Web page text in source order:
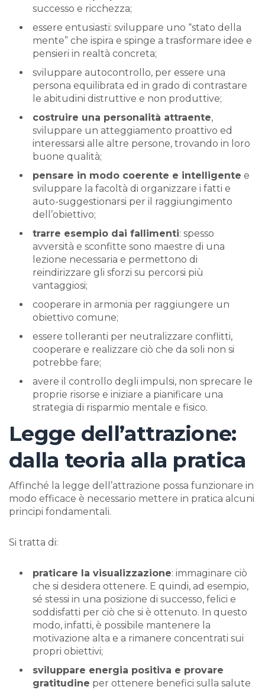
successo e ricchezza;
essere entusiasti: sviluppare uno “stato della
mente” che ispira e spinge a trasformare idee e
pensieri in realtà concreta;
sviluppare autocontrollo, per essere una
persona equilibrata ed in grado di contrastare
le abitudini distruttive e non produttive;
costruire una personalità attraente,
sviluppare un atteggiamento proattivo ed
interessarsi alle altre persone, trovando in loro
buone qualità;
pensare in modo coerente e intelligente e
sviluppare la facoltà di organizzare i fatti e
auto-suggestionarsi per il raggiungimento
dell’obiettivo;
trarre esempio dai fallimenti: spesso
avversità e sconfitte sono maestre di una
lezione necessaria e permettono di
reindirizzare gli sforzi su percorsi più
vantaggiosi;
cooperare in armonia per raggiungere un
obiettivo comune;
essere tolleranti per neutralizzare conflitti,
cooperare e realizzare ciò che da soli non si
potrebbe fare;
avere il controllo degli impulsi, non sprecare le
proprie risorse e iniziare a pianificare una
strategia di risparmio mentale e fisico.
Legge dell’attrazione:
dalla teoria alla pratica
Affinché la legge dell’attrazione possa funzionare in
modo efficace è necessario mettere in pratica alcuni
principi fondamentali.
Si tratta di:
praticare la visualizzazione: immaginare ciò
che si desidera ottenere. E quindi, ad esempio,
sé stessi in una posizione di successo, felici e
soddisfatti per ciò che si è ottenuto. In questo
modo, infatti, è possibile mantenere la
motivazione alta e a rimanere concentrati sui
propri obiettivi;
sviluppare energia positiva e provare
gratitudine per ottenere benefici sulla salute